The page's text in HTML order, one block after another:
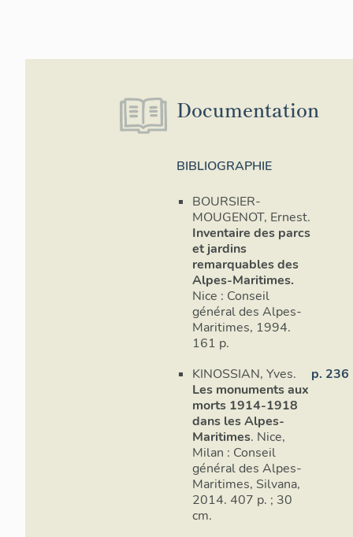
Documentation
BIBLIOGRAPHIE
BOURSIER-
MOUGENOT, Ernest.
Inventaire des parcs
et jardins
remarquables des
Alpes-Maritimes.
Nice : Conseil
général des Alpes-
Maritimes, 1994.
161 p.
KINOSSIAN, Yves.
Les monuments aux
morts 1914-1918
dans les Alpes-
Maritimes. Nice,
Milan : Conseil
général des Alpes-
Maritimes, Silvana,
2014. 407 p. ; 30
cm.
p. 236